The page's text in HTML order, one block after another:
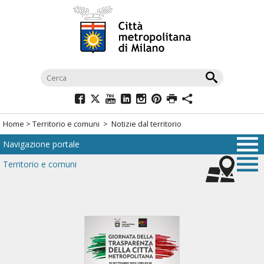
navigazione
menù
di
navigazione
Home > Territorio e comuni > Notizie dal territorio
Navigazione portale
Territorio e comuni